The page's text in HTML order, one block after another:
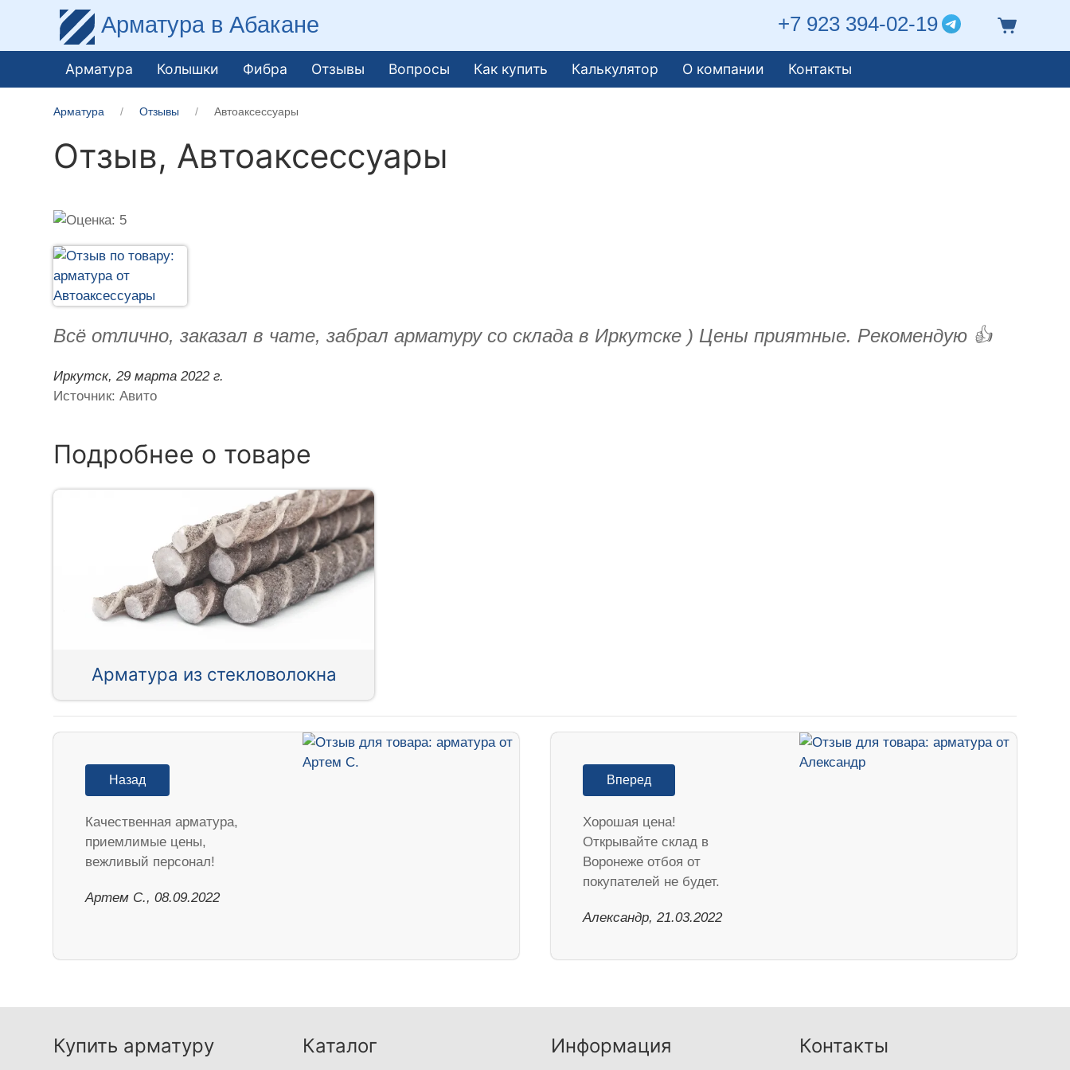
Арматура в Абакане +7 923 394-02-19
Арматура Колышки Фибра Отзывы Вопросы Как купить Калькулятор О компании Контакты
Арматура Отзывы Автоаксессуары
Отзыв, Автоаксессуары
Всё отлично, заказал в чате, забрал арматуру со склада в Иркутске ) Цены приятные. Рекомендую 👍
Иркутск, 29 марта 2022 г.
Источник: Авито
Подробнее о товаре
Арматура из стекловолокна
Назад
Качественная арматура,
приемлимые цены,
вежливый персонал!
Артем С., 08.09.2022
Вперед
Хорошая цена!
Открывайте склад в
Воронеже отбоя от
покупателей не будет.
Александр, 21.03.2022
Купить арматуру Каталог Информация Контакты